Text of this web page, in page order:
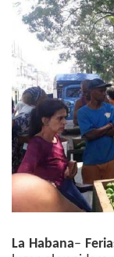
La Habana–